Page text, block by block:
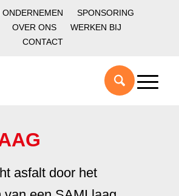
SPONSORING
OVER ONS
WERKEN BIJ
CONTACT
asfalt door het